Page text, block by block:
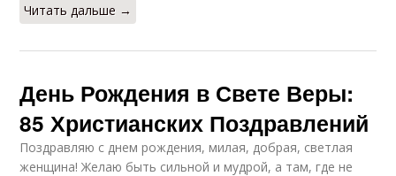
Читать дальше →
День Рождения в Свете Веры:
85 Христианских Поздравлений
Поздравляю с днем рождения, милая, добрая, светлая
женщина! Желаю быть сильной и мудрой, а там, где не